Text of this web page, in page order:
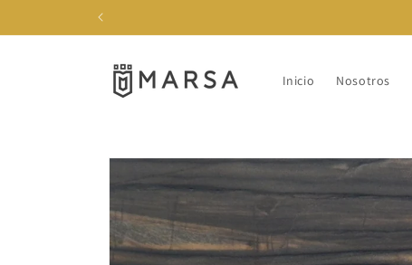
al contenido
Inicio Nosotros
directamente
información
del producto